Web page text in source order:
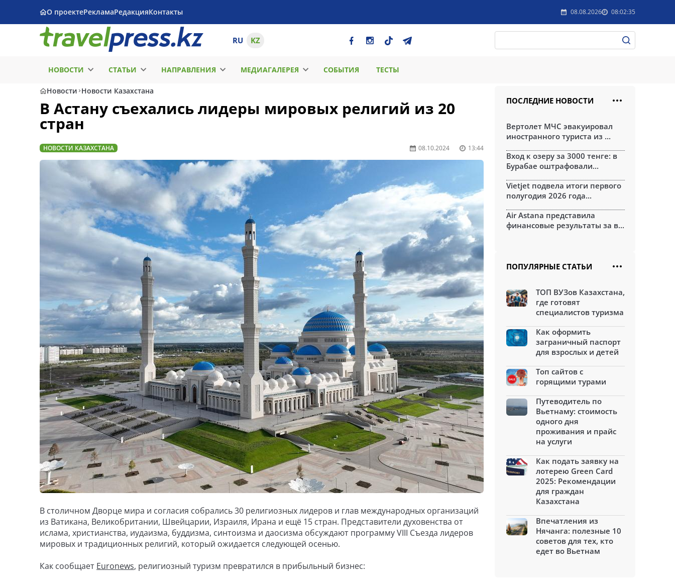
О проектеРекламаРедакцияКонтакты 08.08.2026 08:02:35
RU KZ
НОВОСТИ СТАТЬИ НАПРАВЛЕНИЯ МЕДИАГАЛЕРЕЯ СОБЫТИЯ ТЕСТЫ
Новости Новости Казахстана
В Астану съехались лидеры мировых религий из 20
стран
НОВОСТИ КАЗАХСТАНА 08.10.2024 13:44
В столичном Дворце мира и согласия собрались 30 религиозных лидеров и глав международных организаций
из Ватикана, Великобритании, Швейцарии, Израиля, Ирана и ещё 15 стран. Представители духовенства от
ислама, христианства, иудаизма, буддизма, синтоизма и даосизма обсуждают программу VIIІ Съезда лидеров
мировых и традиционных религий, который ожидается следующей осенью.
Как сообщает Euronews, религиозный туризм превратился в прибыльный бизнес:
ПОСЛЕДНИЕ НОВОСТИ
Вертолет МЧС эвакуировал
иностранного туриста из ...
Вход к озеру за 3000 тенге: в
Бурабае оштрафовали...
Vietjet подвела итоги первого
полугодия 2026 года...
Air Astana представила
финансовые результаты за в...
ПОПУЛЯРНЫЕ СТАТЬИ
ТОП ВУЗов Казахстана,
где готовят
специалистов туризма
Как оформить
заграничный паспорт
для взрослых и детей
Топ сайтов с
горящими турами
Путеводитель по
Вьетнаму: стоимость
одного дня
проживания и прайс
на услуги
Как подать заявку на
лотерею Green Card
2025: Рекомендации
для граждан
Казахстана
Впечатления из
Нячанга: полезные 10
советов для тех, кто
едет во Вьетнам